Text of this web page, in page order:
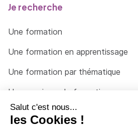
Je recherche
Une formation
Une formation en apprentissage
Une formation par thématique
Un organisme de formation
Un conseiller